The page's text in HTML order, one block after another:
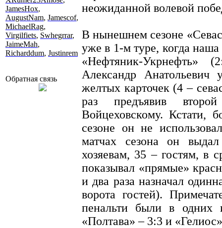
JamesHox,
AugustNam, Jamescof,
MichaelRag,
Virgilfiets, Swhegrrar,
JaimeMah,
Richarddum, Justinrem
Обратная связь
неожиданной волевой
В нынешнем сезоне
уже в 1-м туре, когда
«Нефтяник-Укрнефть»
Александр Анатольевич
желтых карточек (4 –
раз предъявив
Войцеховскому. Кстати,
сезоне он не
матчах сезона он
хозяевам, 35 – гостям, в
показывал «прямые»
и два раза назначал
ворота гостей).
пенальти были в
«Полтава» – 3:3 и